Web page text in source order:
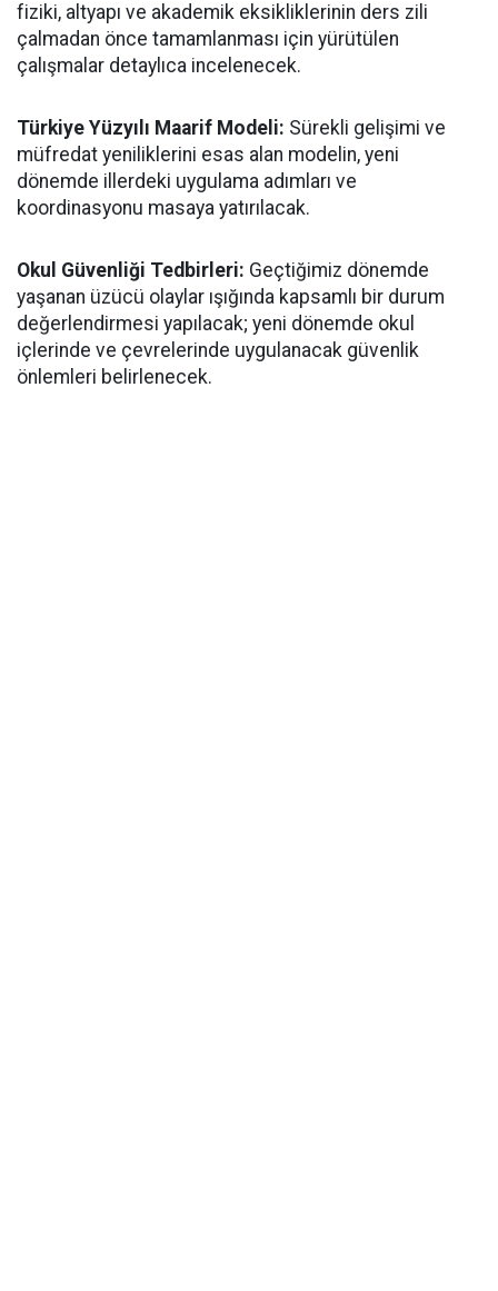
fiziki, altyapı ve akademik eksikliklerinin ders zili
çalmadan önce tamamlanması için yürütülen
çalışmalar detaylıca incelenecek.
Türkiye Yüzyılı Maarif Modeli: Sürekli gelişimi ve
müfredat yeniliklerini esas alan modelin, yeni
dönemde illerdeki uygulama adımları ve
koordinasyonu masaya yatırılacak.
​Okul Güvenliği Tedbirleri: Geçtiğimiz dönemde
yaşanan üzücü olaylar ışığında kapsamlı bir durum
değerlendirmesi yapılacak; yeni dönemde okul
içlerinde ve çevrelerinde uygulanacak güvenlik
önlemleri belirlenecek.